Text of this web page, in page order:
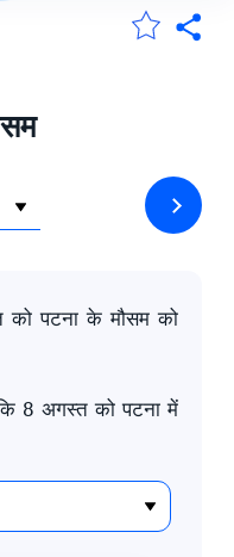
को पटना के मौसम को
8 अगस्त को पटना में